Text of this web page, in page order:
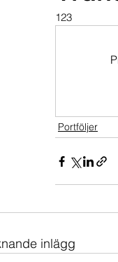
Dippköparportföljen
123
Portföljer
inlägg